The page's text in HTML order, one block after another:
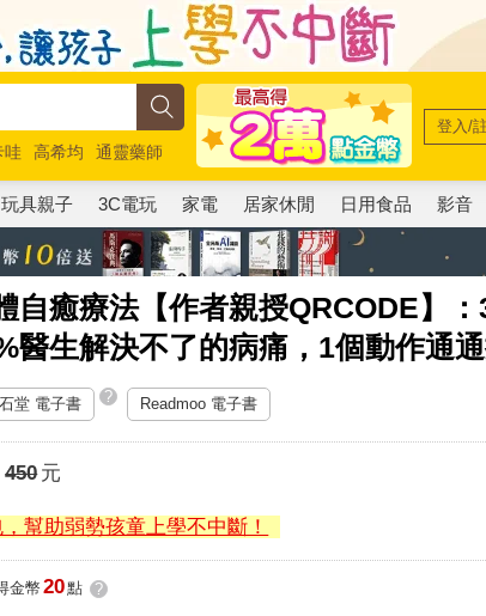
哇 高希均
通靈藥師
登入/
玩具親子 3C電玩 家電 居家休閒 日用食品 影音
自癒療法【作者親授QRCODE】
醫生解決不了的病痛，1個動作通通
堂 電子書 ? Readmoo 電子書
450元
幫助弱勢孩童上學不中斷！
金幣 20點 ?